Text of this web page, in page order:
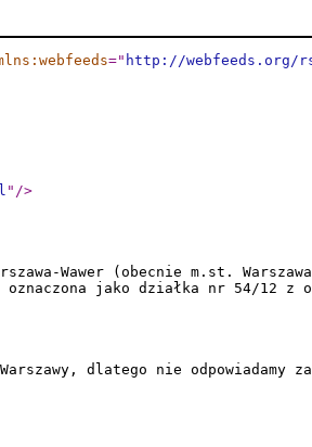
=" http://webfeeds.org/
" />
Wawer (obecnie m.st.
jako działka nr 54/12 z
dlatego nie odpowiadamy